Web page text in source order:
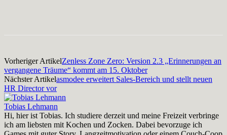
Vorheriger ArtikelZenless Zone Zero: Version 2.3 „Erinnerungen an
vergangene Träume“ kommt am 15. Oktober
Nächster Artikelasmodee erweitert Sales-Bereich und stellt neuen
HR Director vor
Tobias Lehmann
Hi, hier ist Tobias. Ich studiere derzeit und meine Freizeit verbringe
ich am liebsten mit Kochen und Zocken. Dabei bevorzuge ich